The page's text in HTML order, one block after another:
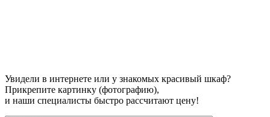
Увидели в интернете или у знакомых красивый шкаф?
Прикрепите картинку (фотографию),
и наши специалисты быстро рассчитают цену!